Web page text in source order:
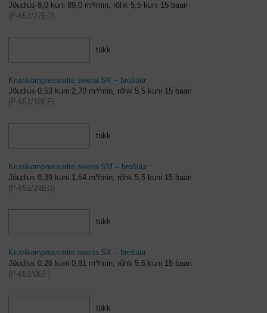
Jõudlus 8,0 kuni 89,0 m³/min, rõhk 5,5 kuni 15 baari
(P-651/27ED)
tükk
Kruvikompressorite seeria SK – brošüür
Jõudlus 0,53 kuni 2,70 m³/min, rõhk 5,5 kuni 15 baari
(P-651/10EF)
tükk
Kruvikompressorite seeria SM – brošüür
Jõudlus 0,39 kuni 1,64 m³/min, rõhk 5,5 kuni 15 baari
(P-651/24ED)
tükk
Kruvikompressorite seeria SX – brošüür
Jõudlus 0,26 kuni 0,81 m³/min, rõhk 5,5 kuni 15 baari
(P-651/0EF)
tükk